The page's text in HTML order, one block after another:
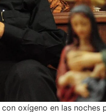
oxígeno en las noches